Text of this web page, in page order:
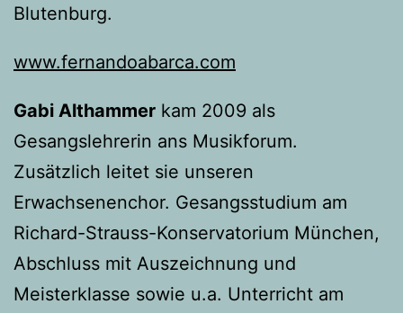
Blutenburg.
www.fernandoabarca.com
Gabi Althammer kam 2009 als
Gesangslehrerin ans Musikforum.
Zusätzlich leitet sie unseren
Erwachsenenchor. Gesangsstudium am
Richard-Strauss-Konservatorium München,
Abschluss mit Auszeichnung und
Meisterklasse sowie u.a. Unterricht am